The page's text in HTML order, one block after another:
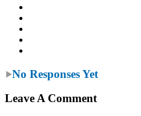
No Responses Yet
Leave A Comment